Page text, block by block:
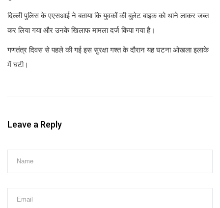
दिल्ली पुलिस के एएसआई ने बताया कि युवकों की बुलेट बाइक को थाने लाकर जब्त
कर लिया गया और उनके खिलाफ मामला दर्ज किया गया है।
गणतंत्र दिवस से पहले की गई इस सुरक्षा गश्त के दौरान यह घटना ओखला इलाके
में घटी।
Leave a Reply